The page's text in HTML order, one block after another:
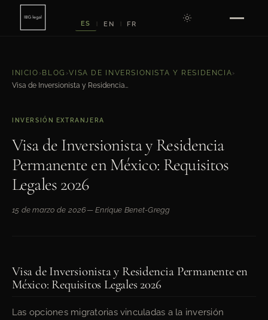
ES EN FR
INICIO › BLOG ›VISA DE INVERSIONISTA Y RESIDENCIA›
Visa de Inversionista y Residencia Permanente en México: Requisitos Legales 2026
INVERSIÓN EXTRANJERA
Visa de Inversionista y Residencia
Permanente en México: Requisitos
Legales 2026
15 de marzo de 2026— Enrique Benet-Gregg
Visa de Inversionista y Residencia Permanente en
México: Requisitos Legales 2026
Las opciones migratorias vinculadas a la inversión